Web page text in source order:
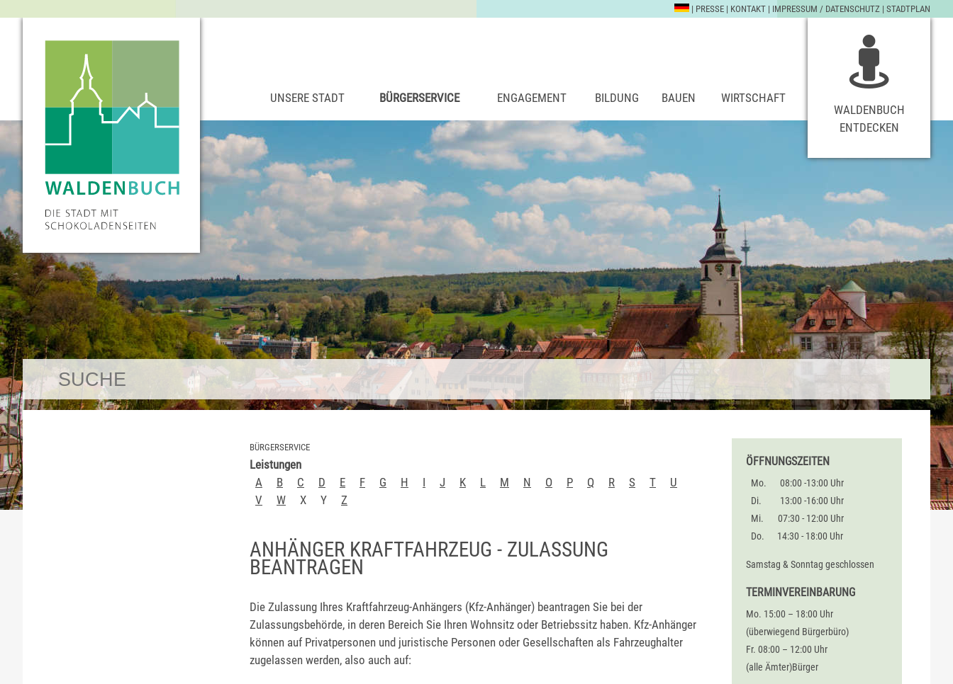
| PRESSE | KONTAKT | IMPRESSUM / DATENSCHUTZ | STADTPLAN
UNSERE STADT BÜRGERSERVICE ENGAGEMENT BILDUNG BAUEN
WIRTSCHAFT
WALDENBUCH
ENTDECKEN
BÜRGERSERVICE
Leistungen
A
B C D E F G H I J K L M N O P Q R S T
U
V
W X Y Z
ANHÄNGER KRAFTFAHRZEUG - ZULASSUNG
BEANTRAGEN
Die Zulassung Ihres Kraftfahrzeug-Anhängers (Kfz-Anhänger) beantragen Sie bei der
Zulassungsbehörde, in deren Bereich Sie Ihren Wohnsitz oder Betriebssitz haben. Kfz-Anhänger
können auf Privatpersonen und juristische Personen oder Gesellschaften als Fahrzeughalter
zugelassen werden, also auch auf:
ÖFFNUNGSZEITEN
Mo.
08:00 -13:00 Uhr
Di.
13:00 -16:00 Uhr
Mi.
07:30 - 12:00 Uhr
Do.
14:30 - 18:00 Uhr
Samstag & Sonntag geschlossen
TERMINVEREINBARUNG
Mo. 15:00 – 18:00 Uhr
(überwiegend Bürgerbüro)
Fr. 08:00 – 12:00 Uhr
(alle Ämter)Bürger